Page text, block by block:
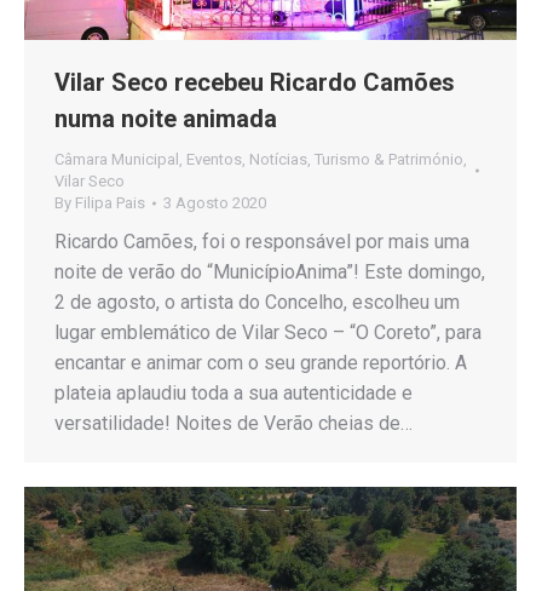
Vilar Seco recebeu Ricardo Camões
numa noite animada
Câmara Municipal , Eventos, Notícias, Turismo & Património,
Vilar Seco
By Filipa Pais 3 Agosto 2020
Ricardo Camões, foi o responsável por mais uma
noite de verão do “MunicípioAnima”! Este domingo,
2 de agosto, o artista do Concelho, escolheu um
lugar emblemático de Vilar Seco – “O Coreto”, para
encantar e animar com o seu grande reportório. A
plateia aplaudiu toda a sua autenticidade e
versatilidade! Noites de Verão cheias de…